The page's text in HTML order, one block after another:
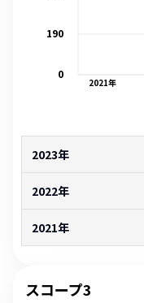
2021年
0
190
2023年
2022年
2021年
スコープ3